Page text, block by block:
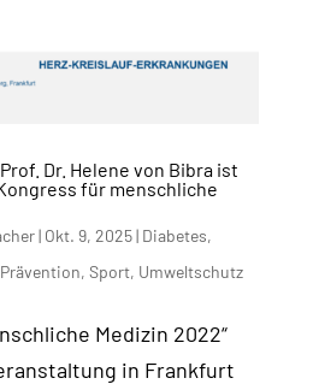
Dr. Helene von Bibra ist
für menschliche
| Okt. 9, 2025| Diabetes,
Prävention, Sport, Umweltschutz
Medizin 2022“
in Frankfurt